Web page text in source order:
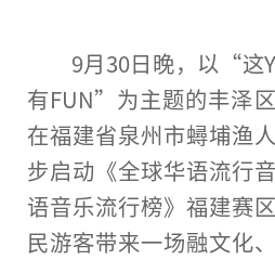
9月30日晚，以“这
有FUN”为主题的丰泽
在福建省泉州市蟳埔渔
步启动《全球华语流行
语音乐流行榜》福建赛
民游客带来一场融文化